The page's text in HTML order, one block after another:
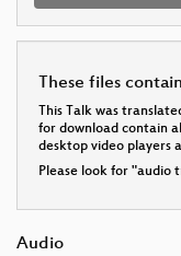
These files
This Talk was
for download contain
desktop video players
Please look for "audio
Audio